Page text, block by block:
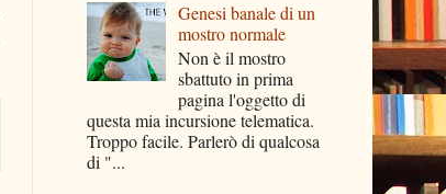
Genesi banale di un
mostro normale
Non è il mostro
sbattuto in prima
pagina l'oggetto di
questa mia incursione telematica.
Troppo facile. Parlerò di qualcosa
di "...